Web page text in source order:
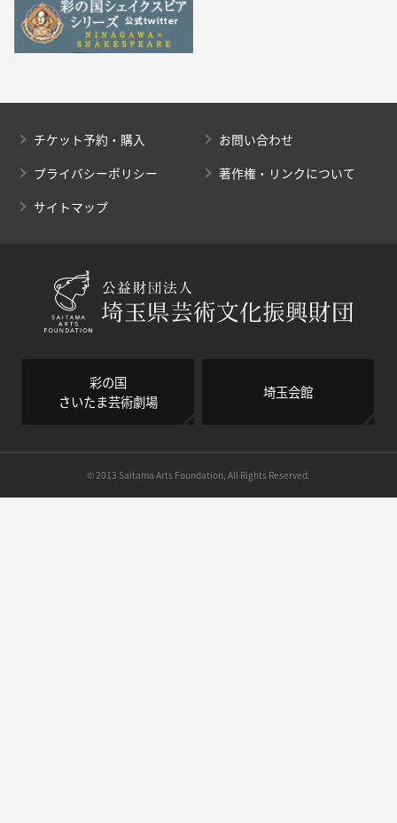
チケット予約・購入
お問い合わせ
プライバシーポリシー
著作権・リンクについて
サイトマップ
彩の国
さいたま芸術劇場
埼玉会館
© 2013 Saitama Arts Foundation, All Rights Reserved.